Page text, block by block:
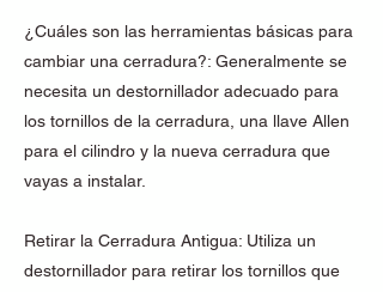
¿Cuáles son las herramientas básicas para
cambiar una cerradura?: Generalmente se
necesita un destornillador adecuado para
los tornillos de la cerradura, una llave Allen
para el cilindro y la nueva cerradura que
vayas a instalar.
Retirar la Cerradura Antigua: Utiliza un
destornillador para retirar los tornillos que